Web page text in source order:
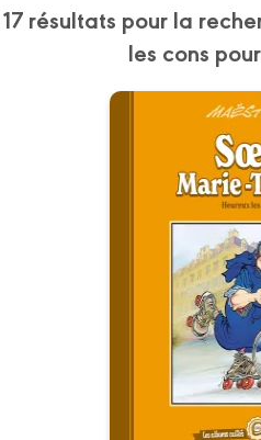
17 résultats pour la
les cons
Les
Fluide
Tome 06 :
02/04/2025
Découvrez ou
albums cultes de
Autres